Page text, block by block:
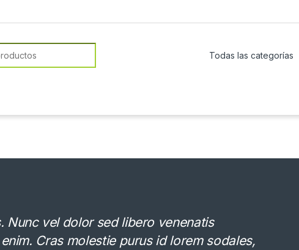
Nunc vel dolor sed libero venenatis
Cras molestie purus id lorem sodales,